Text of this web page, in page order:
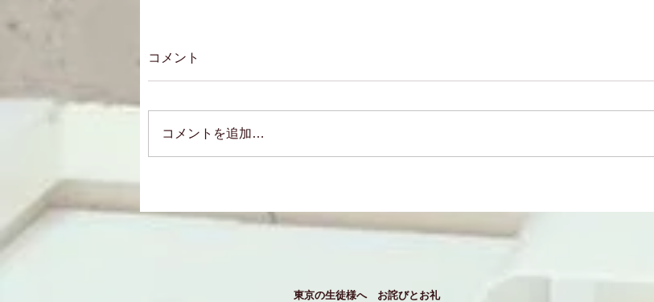
コメント
コメントを追加…
東京の生徒様へ お詫びとお礼